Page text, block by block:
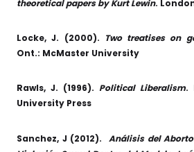
theoretical papers by Kurt Lewin.
Locke, J. (2000). Two treatises on
Ont.: McMaster University
Rawls, J. (1996). Political Liberalism.
University Press
Sanchez, J (2012). Análisis del